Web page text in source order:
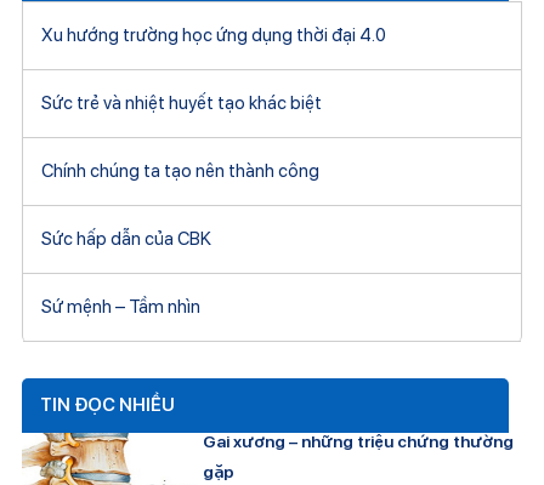
Xu hướng trường học ứng dụng thời đại 4.0
Sức trẻ và nhiệt huyết tạo khác biệt
Chính chúng ta tạo nên thành công
Sức hấp dẫn của CBK
Sứ mệnh – Tầm nhìn
TIN ĐỌC NHIỀU
Gai xương – những triệu chứng thường
gặp